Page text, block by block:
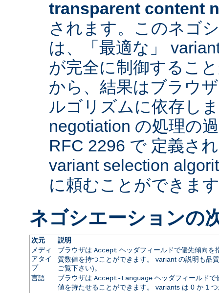
transparent content
されます。このネゴ
は、「最適な」
が完全に制御するこ
から、結果はブラウ
ルゴリズムに依存し
negotiation の処理の
RFC 2296 で 定義さ
variant selection
に頼むことができま
ネゴシエーションの
次元
説明
メディ
アタイ
プ
ブラウザは Accept ヘッダフィールドで優先傾向を
質数値を持つことができます。 variant の説明も品
ご覧下さい)。
言語
ブラウザは Accept-Languageヘッダフィールドで
値を持たせることができます。 variants は 0 か 1